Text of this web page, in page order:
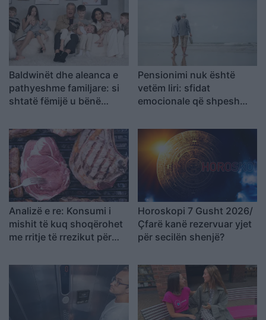
Baldwinët dhe aleanca e
pathyeshme familjare: si
shtatë fëmijë u bënë
fortë
Pensionimi nuk është
vetëm liri: sfidat
emocionale që shpesh
Analizë e re: Konsumi i
mishit të kuq shoqërohet
me rritje të rrezikut për
Horoskopi 7 Gusht 2026/
Çfarë kanë rezervuar yjet
për secilën shenjë?